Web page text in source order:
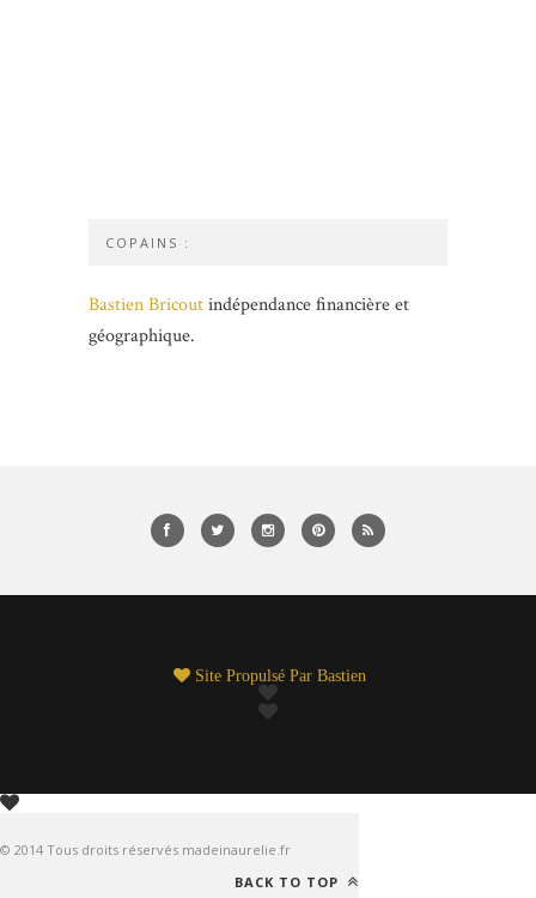
COPAINS :
Bastien Bricoutindépendance financière et
géographique.
Site Propulsé Par Bastien
© 2014 Tous droits réservés madeinaurelie.fr
BACK TO TOP